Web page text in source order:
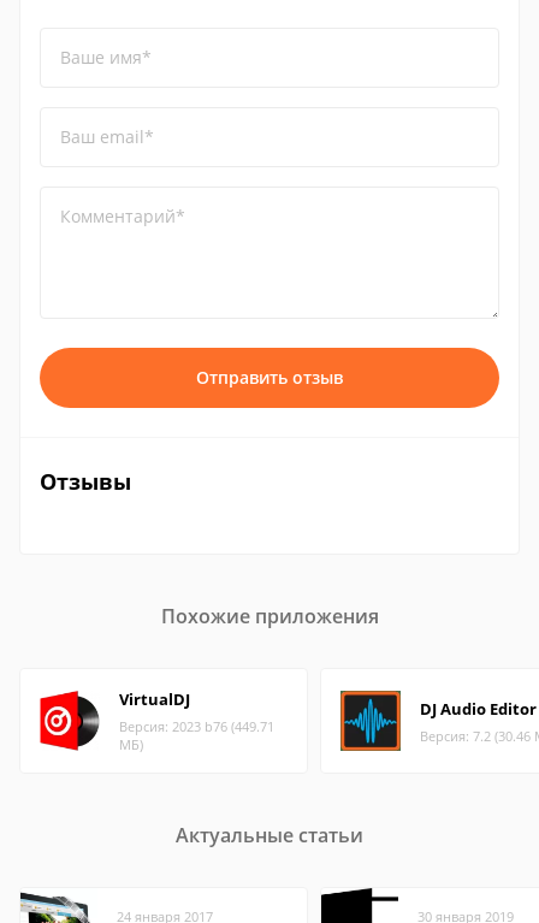
Ваше имя*
Ваш email*
Комментарий*
Отправить отзыв
Отзывы
Похожие приложения
VirtualDJ
Версия: 2023 b76 (449.71
МБ)
DJ Audio Editor
Версия: 7.2 (30.46
Актуальные статьи
24 января 2017 30 января 2019